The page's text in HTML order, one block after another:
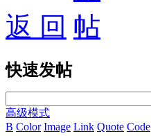
返 回
快速发帖
高级模式
B Color Image Link Quote Code